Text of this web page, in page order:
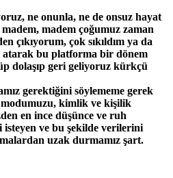
ne onunla, ne de onsuz hayat
madem çoğumuz zaman
çıkıyorum, çok sıkıldım ya da
bu platforma bir dönem
dolaşıp geri geliyoruz kürkçü
gerektiğini söylememe gerek
kimlik ve kişilik
en ince düşünce ve ruh
ve bu şekilde verilerini
uzak durmamız şart.